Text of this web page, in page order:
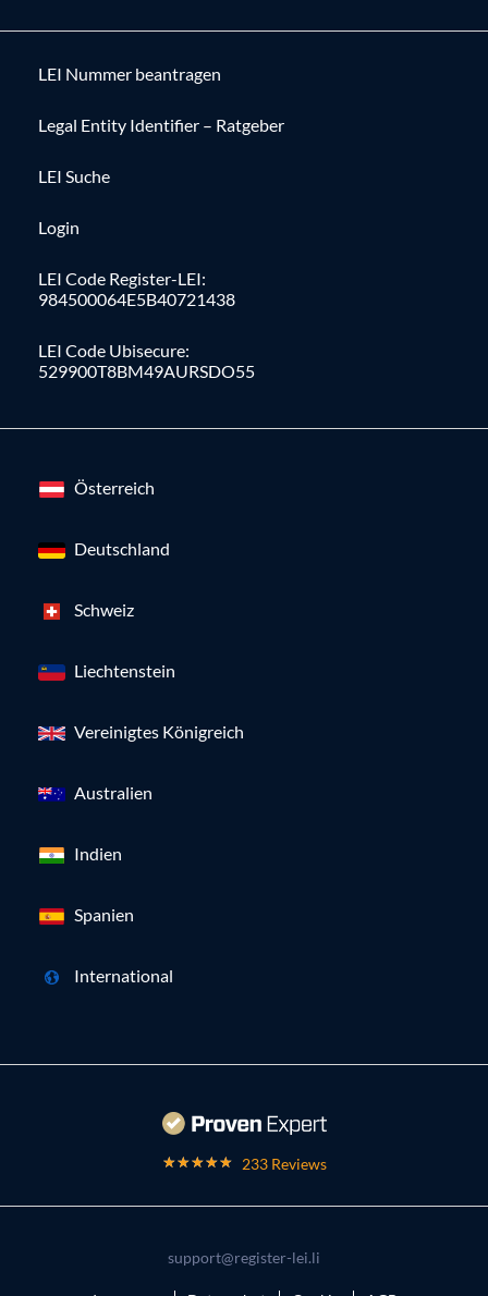
LEI Nummer beantragen
Legal Entity Identifier – Ratgeber
LEI Suche
Login
LEI Code Register-LEI:
984500064E5B40721438
LEI Code Ubisecure:
529900T8BM49AURSDO55
Österreich
Deutschland
Schweiz
Liechtenstein
Vereinigtes Königreich
Australien
Indien
Spanien
International
233 Reviews
support@register-lei.li